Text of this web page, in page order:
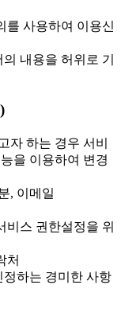
를 사용하여 이용신
내용을 허위로 기
자 하는 경우 서비
을 이용하여 변경
, 이메일
스 권한설정을 위
처
하는 경미한 사항